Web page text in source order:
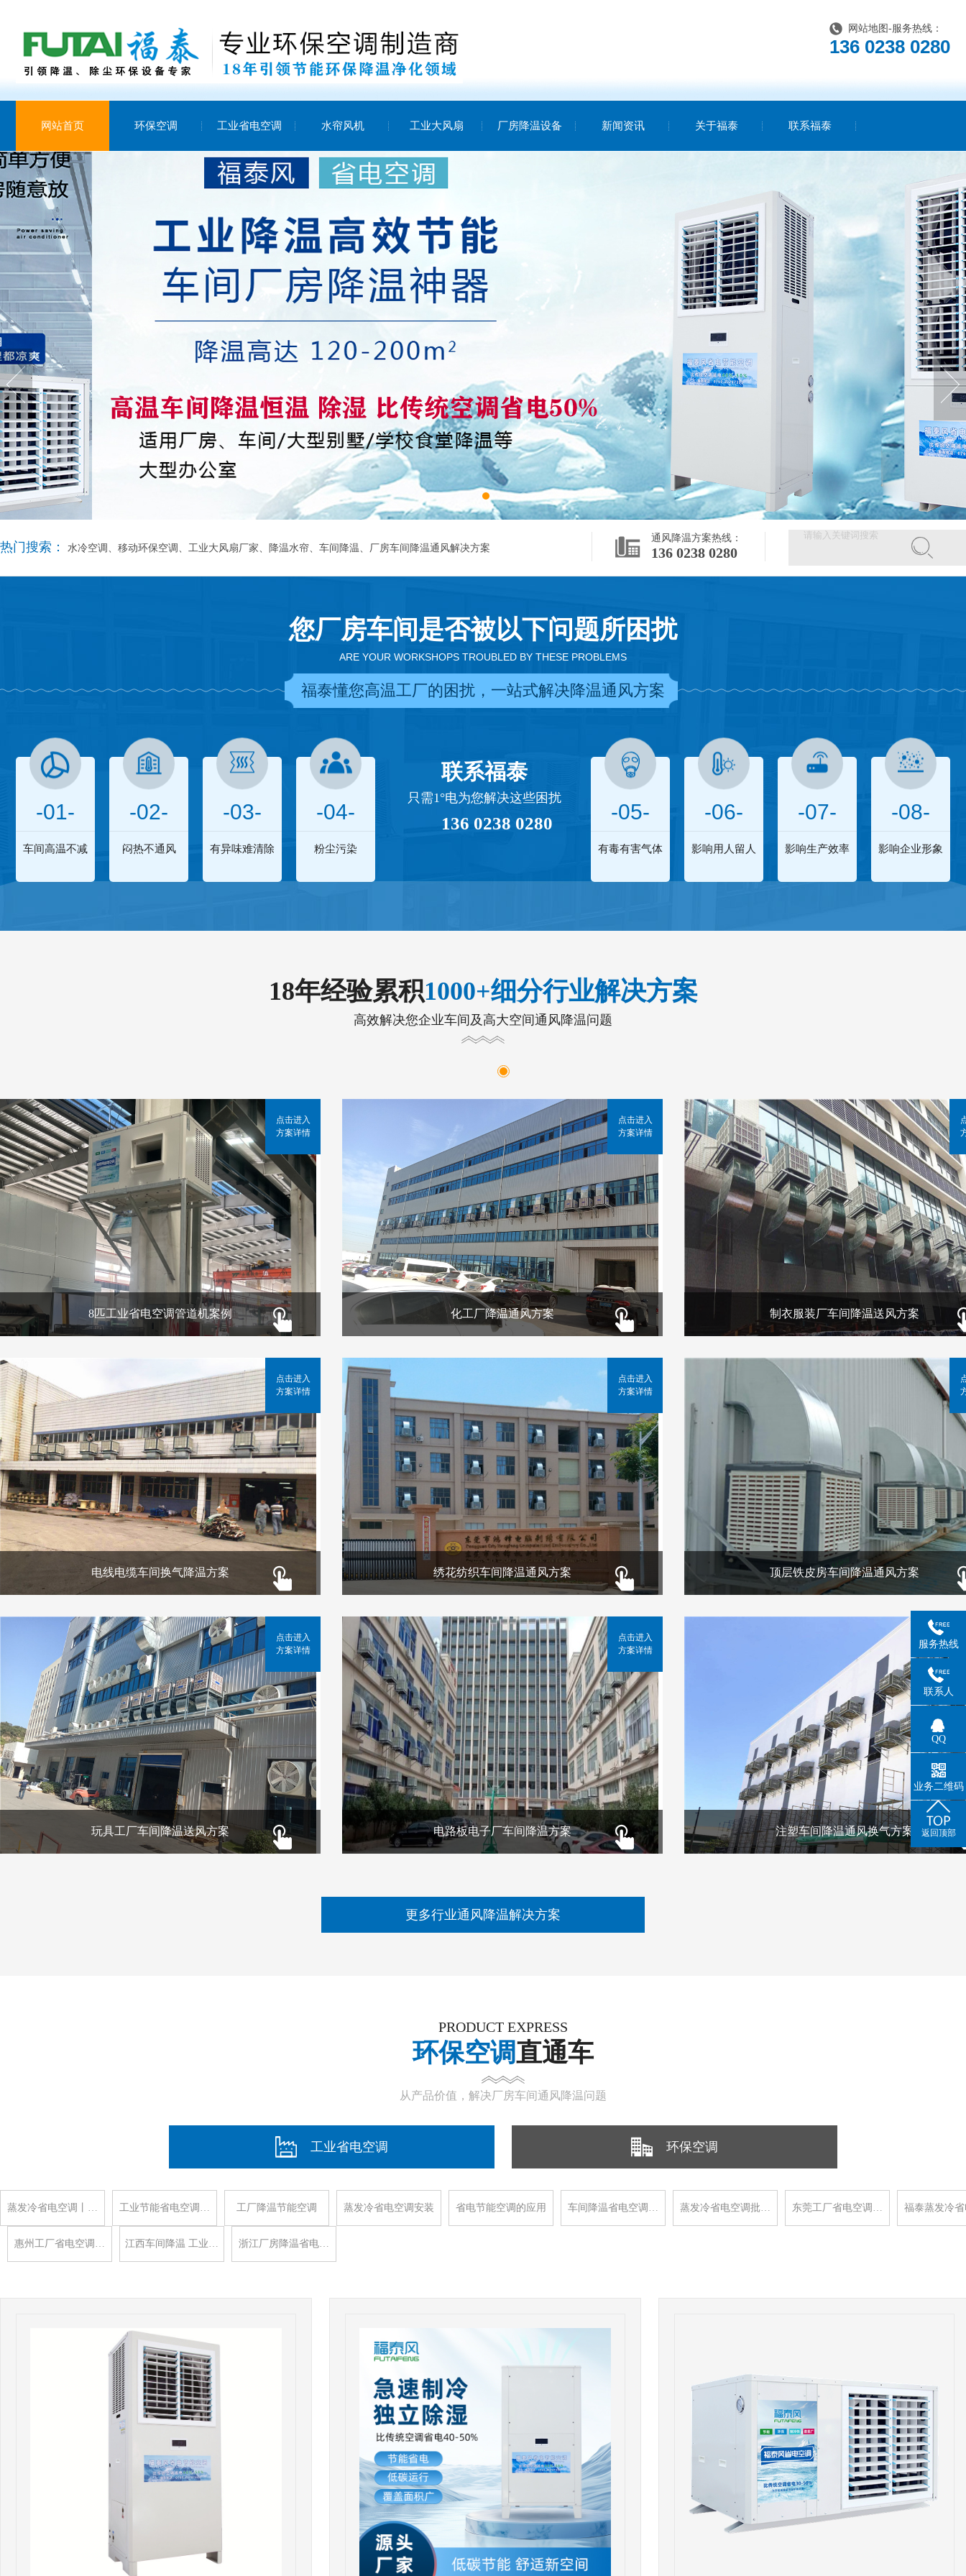
网站地图 -服务热线：
136 0238 0280
网站首页 环保空调 工业省电空调 水帘风机 工业大风扇 厂房降温设备 新闻资讯 关于福泰 联系福泰
热门搜索： 水冷空调、移动环保空调、工业大风扇厂家、降温水帘、车间降温、厂房车间降温通风解决方案
通风降温方案热线：
136 0238 0280
您厂房车间是否被以下问题所困扰
ARE YOUR WORKSHOPS TROUBLED BY THESE PROBLEMS
福泰懂您高温工厂的困扰，一站式解决降温通风方案
-01-
车间高温不减
-02-
闷热不通风
-03-
有异味难清除
-04-
粉尘污染
联系福泰
只需1°电为您解决这些困扰
136 0238 0280 -05-
有毒有害气体
-06-
影响用人留人
-07-
影响生产效率
-08-
影响企业形象
18年经验累积1000+细分行业解决方案
高效解决您企业车间及高大空间通风降温问题
8匹工业省电空调管道机案例
点击进入
方案详情
化工厂降温通风方案
点击进入
方案详情
制衣服装厂车间降温送风方案
电线电缆车间换气降温方案
点击进入
方案详情
绣花纺织车间降温通风方案
点击进入
方案详情
顶层铁皮房车间降温通风方案
玩具工厂车间降温送风方案
点击进入
方案详情
电路板电子厂车间降温方案
点击进入
方案详情
注塑车间降温通风换气方案
更多行业通风降温解决方案
PRODUCT EXPRESS
环保空调直通车
从产品价值，解决厂房车间通风降温问题
工业省电空调 环保空调
蒸发冷省电空调丨… 工业节能省电空调… 工厂降温节能空调 蒸发冷省电空调安装 省电节能空调的应用 车间降温省电空调… 蒸发冷省电空调批… 东莞工厂省电空调… 福泰蒸发冷
惠州工厂省电空调… 江西车间降温 工业… 浙江厂房降温省电…
服务热线
联系人
QQ
业务二维码
返回顶部